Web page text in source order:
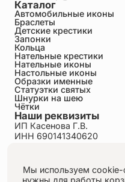
Каталог
Автомобильные иконы
Браслеты
Детские крестики
Запонки
Кольца
Нательные крестики
Нательные иконы
Настольные иконы
Образки именные
Статуэтки святых
Шнурки на шею
Чётки
Наши реквизиты
ИП Касенова Г.В.
ИНН 690141340620
Пользовательское
Публичная оферта
Мы используем
нужны для работы